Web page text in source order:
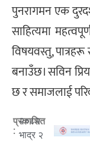
पुनरागमन एक
साहित्यमा
विषयवस्तु,
बनाउँछ। सविन
छ र समाजलाई
प्रकाशित
:
२०८२
भाद्र २